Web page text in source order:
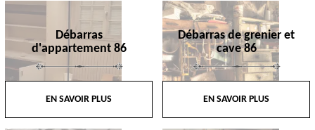
Débarras
d'appartement 86
EN SAVOIR PLUS
Débarras de grenier et
cave 86
EN SAVOIR PLUS